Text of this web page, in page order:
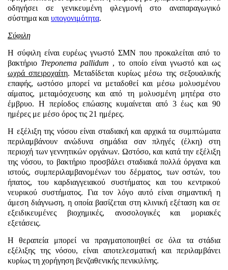
οδηγήσει σε γενικευμένη φλεγμονή στο αναπαραγωγικό
σύστημα και υπογονιμότητα.
Σύφιλη
Η σύφιλη είναι ευρέως γνωστό ΣΜΝ που προκαλείται από το
βακτήριο Treponema pallidum , το οποίο είναι γνωστό και ως
ωχρά σπειροχαίτη. Μεταδίδεται κυρίως μέσω της σεξουαλικής
επαφής, ωστόσο μπορεί να μεταδοθεί και μέσω μολυσμένου
αίματος, μεταμόσχευσης και από τη μολυσμένη μητέρα στο
έμβρυο. Η περίοδος επώασης κυμαίνεται από 3 έως και 90
ημέρες με μέσο όρος τις 21 ημέρες.
Η εξέλιξη της νόσου είναι σταδιακή και αρχικά τα συμπτώματα
περιλαμβάνουν ανώδυνα σημάδια σαν πληγές (έλκη) στη
περιοχή των γεννητικών οργάνων. Ωστόσο, και κατά την εξέλιξη
της νόσου, το βακτήριο προσβάλει σταδιακά πολλά όργανα και
ιστούς, συμπεριλαμβανομένων του δέρματος, των οστών, του
ήπατος, του καρδιαγγειακού συστήματος και του κεντρικού
νευρικού συστήματος. Για τον λόγο αυτό είναι σημαντική η
άμεση διάγνωση, η οποία βασίζεται στη κλινική εξέταση και σε
εξειδικευμένες βιοχημικές, ανοσολογικές και μοριακές
εξετάσεις.
Η θεραπεία μπορεί να πραγματοποιηθεί σε όλα τα στάδια
εξέλιξης της νόσου, είναι αποτελεσματική και περιλαμβάνει
κυρίως τη χορήγηση βενζαθενικής πενικιλίνης.